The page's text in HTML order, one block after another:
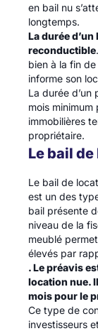
en bail nu
longtemps.
La durée
reconductible
bien à la fin
informe son
La durée
mois minimum
immobilières
propriétaire.
Le bail
Le bail de
est un des
bail présente
niveau de la
meublé
élevés par
. Le préavis
location nue.
mois pour le
Ce type de
investisseurs